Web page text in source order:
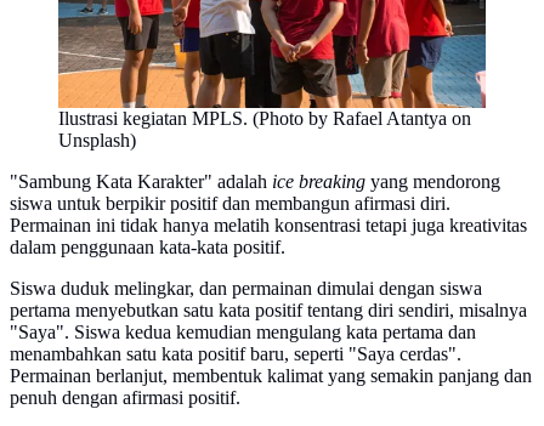
Ilustrasi kegiatan MPLS. (Photo by Rafael Atantya on
Unsplash)
"Sambung Kata Karakter" adalah ice breaking yang mendorong
siswa untuk berpikir positif dan membangun afirmasi diri.
Permainan ini tidak hanya melatih konsentrasi tetapi juga kreativitas
dalam penggunaan kata-kata positif.
Siswa duduk melingkar, dan permainan dimulai dengan siswa
pertama menyebutkan satu kata positif tentang diri sendiri, misalnya
"Saya". Siswa kedua kemudian mengulang kata pertama dan
menambahkan satu kata positif baru, seperti "Saya cerdas".
Permainan berlanjut, membentuk kalimat yang semakin panjang dan
penuh dengan afirmasi positif.